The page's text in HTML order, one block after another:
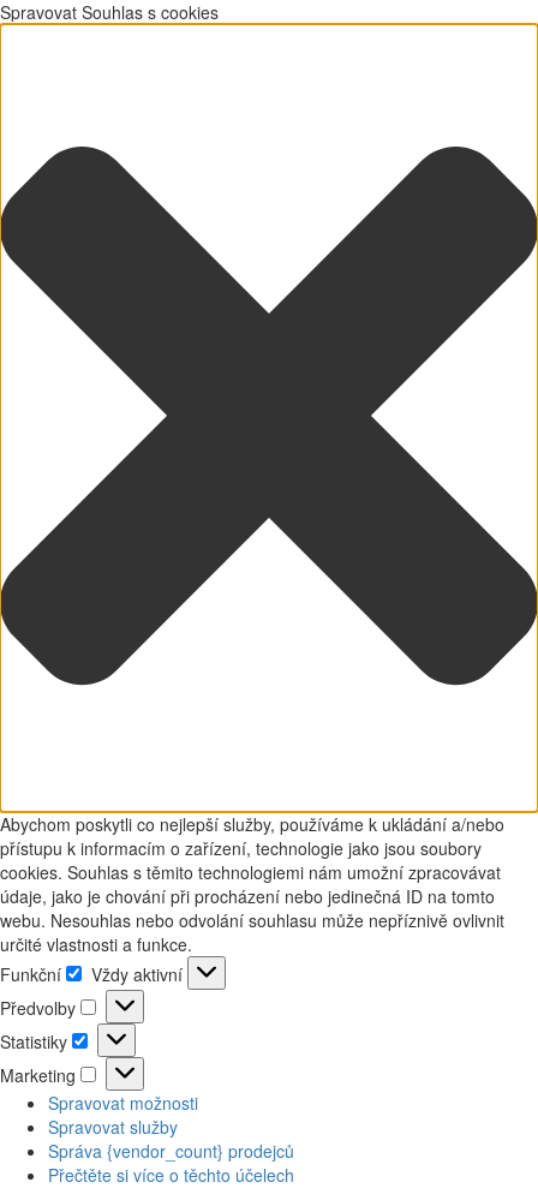
Spravovat Souhlas s cookies
Abychom poskytli co nejlepší služby, používáme k ukládání a/nebo
přístupu k informacím o zařízení, technologie jako jsou soubory
cookies. Souhlas s těmito technologiemi nám umožní zpracovávat
údaje, jako je chování při procházení nebo jedinečná ID na tomto
webu. Nesouhlas nebo odvolání souhlasu může nepříznivě ovlivnit
určité vlastnosti a funkce.
Funkční
Funkční
Vždy aktivní
Předvolby
Předvolby
Statistiky
Statistiky
Marketing
Marketing
Spravovat možnosti
Spravovat služby
Správa {vendor_count} prodejců
Přečtěte si více o těchto účelech